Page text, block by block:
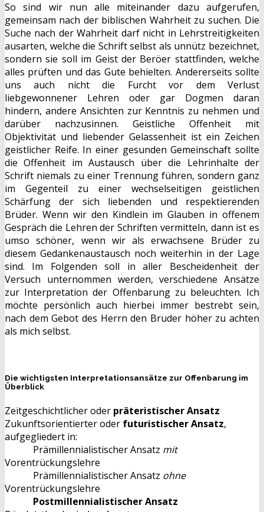
So sind wir nun alle miteinander dazu aufgerufen,
gemeinsam nach der biblischen Wahrheit zu suchen. Die
Suche nach der Wahrheit darf nicht in Lehrstreitigkeiten
ausarten, welche die Schrift selbst als unnütz bezeichnet,
sondern sie soll im Geist der Beröer stattfinden, welche
alles prüften und das Gute behielten. Andererseits sollte
uns auch nicht die Furcht vor dem Verlust
liebgewonnener Lehren oder gar Dogmen daran
hindern, andere Ansichten zur Kenntnis zu nehmen und
darüber nachzusinnen. Geistliche Offenheit mit
Objektivität und liebender Gelassenheit ist ein Zeichen
geistlicher Reife. In einer gesunden Gemeinschaft sollte
die Offenheit im Austausch über die Lehrinhalte der
Schrift niemals zu einer Trennung führen, sondern ganz
im Gegenteil zu einer wechselseitigen geistlichen
Schärfung der sich liebenden und respektierenden
Brüder. Wenn wir den Kindlein im Glauben in offenem
Gespräch die Lehren der Schriften vermitteln, dann ist es
umso schöner, wenn wir als erwachsene Brüder zu
diesem Gedankenaustausch noch weiterhin in der Lage
sind. Im Folgenden soll in aller Bescheidenheit der
Versuch unternommen werden, verschiedene Ansätze
zur Interpretation der Offenbarung zu beleuchten. Ich
möchte persönlich auch hierbei immer bestrebt sein,
nach dem Gebot des Herrn den Bruder höher zu achten
als mich selbst.
Die wichtigsten Interpretationsansätze zur Offenbarung im
Überblick
Zeitgeschichtlicher oder präteristischer Ansatz
Zukunftsorientierter oder futuristischer Ansatz,
aufgegliedert in:
Prämillennialistischer Ansatz mit
Vorentrückungslehre
Prämillennialistischer Ansatz ohne
Vorentrückungslehre
Postmillennialistischer Ansatz